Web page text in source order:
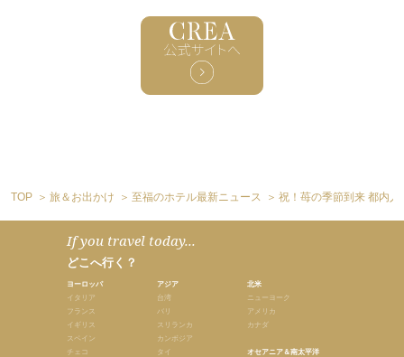
TOP 旅＆お出かけ 至福のホテル最新ニュース 祝！苺の季節到来 都内
If you travel today...
どこへ行く？
ヨーロッパ
イタリア
フランス
イギリス
スペイン
チェコ
アジア
台湾
バリ
スリランカ
カンボジア
タイ
北米
ニューヨーク
アメリカ
カナダ
オセアニア＆南太平洋